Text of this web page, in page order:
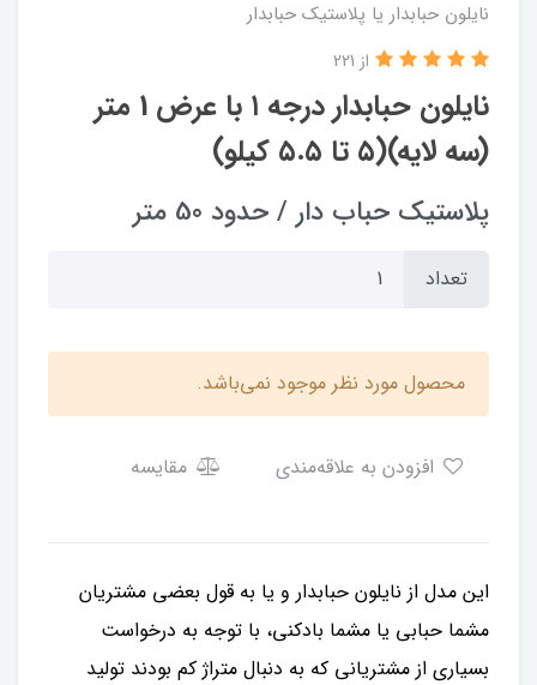
نایلون حبابدار یا پلاستیک حبابدار
نایلون حبابدار درجه ۱ با عرض 1 متر
(سه لایه)(۵ تا ۵.۵ کیلو)
از 221
پلاستیک حباب دار / حدود 50 متر
تعداد
محصول مورد نظر موجود نمی‌باشد.
مقایسه
این مدل از نایلون حبابدار و یا به قول بعضی مشتریان
مشما حبابی یا مشما بادکنی، با توجه به درخواست
بسیاری از مشتریانی که به دنبال متراژ کم بودند تولید